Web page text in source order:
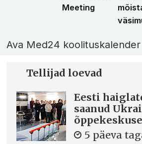
Meeting
Ava Med24
Tellijad loevad
Eesti
saanud
5 päeva